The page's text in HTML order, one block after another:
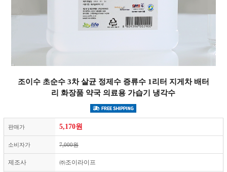
조이수 초순수 3차 살균 정제수 증류수 1리터 지게차 배터
리 화장품 약국 의료용 가습기 냉각수
판매가 5,170원
소비자가 7,000원
제조사 ㈜조이라이프